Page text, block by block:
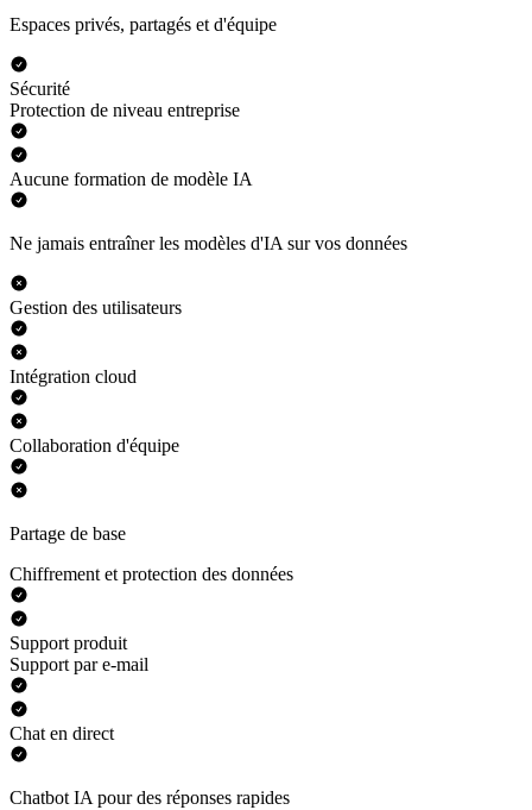
Espaces privés, partagés et d'équipe
Sécurité
Protection de niveau entreprise
Aucune formation de modèle IA
Ne jamais entraîner les modèles d'IA sur vos données
Gestion des utilisateurs
Intégration cloud
Collaboration d'équipe
Partage de base
Chiffrement et protection des données
Support produit
Support par e-mail
Chat en direct
Chatbot IA pour des réponses rapides